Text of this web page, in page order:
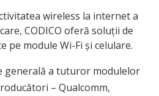
wireless la internet a
CODICO oferă soluții de
pe module Wi-Fi și celulare.
generală a tuturor modulelor
– Qualcomm,